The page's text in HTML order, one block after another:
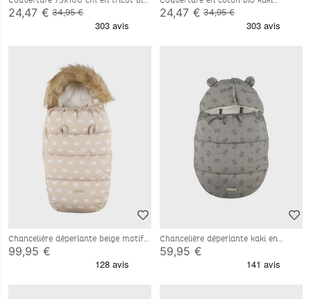
et sherpa rouge
24,47 € 34,95 €
75x100 cm
24,47 € 34,95 €
Chancelière déperlante beige motif
éléphant 80x50 cm
99,95 €
Chancelière déperlante kaki en
sherpa 80x50 cm
59,95 €